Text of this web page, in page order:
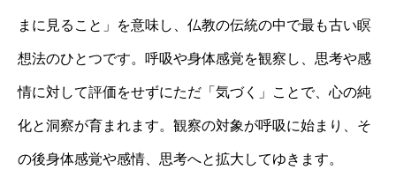
まに見ること」を意味し、仏教の伝統の中で最も古い瞑
想法のひとつです。呼吸や身体感覚を観察し、思考や感
情に対して評価をせずにただ「気づく」ことで、心の純
化と洞察が育まれます。観察の対象が呼吸に始まり、そ
の後身体感覚や感情、思考へと拡大してゆきます。